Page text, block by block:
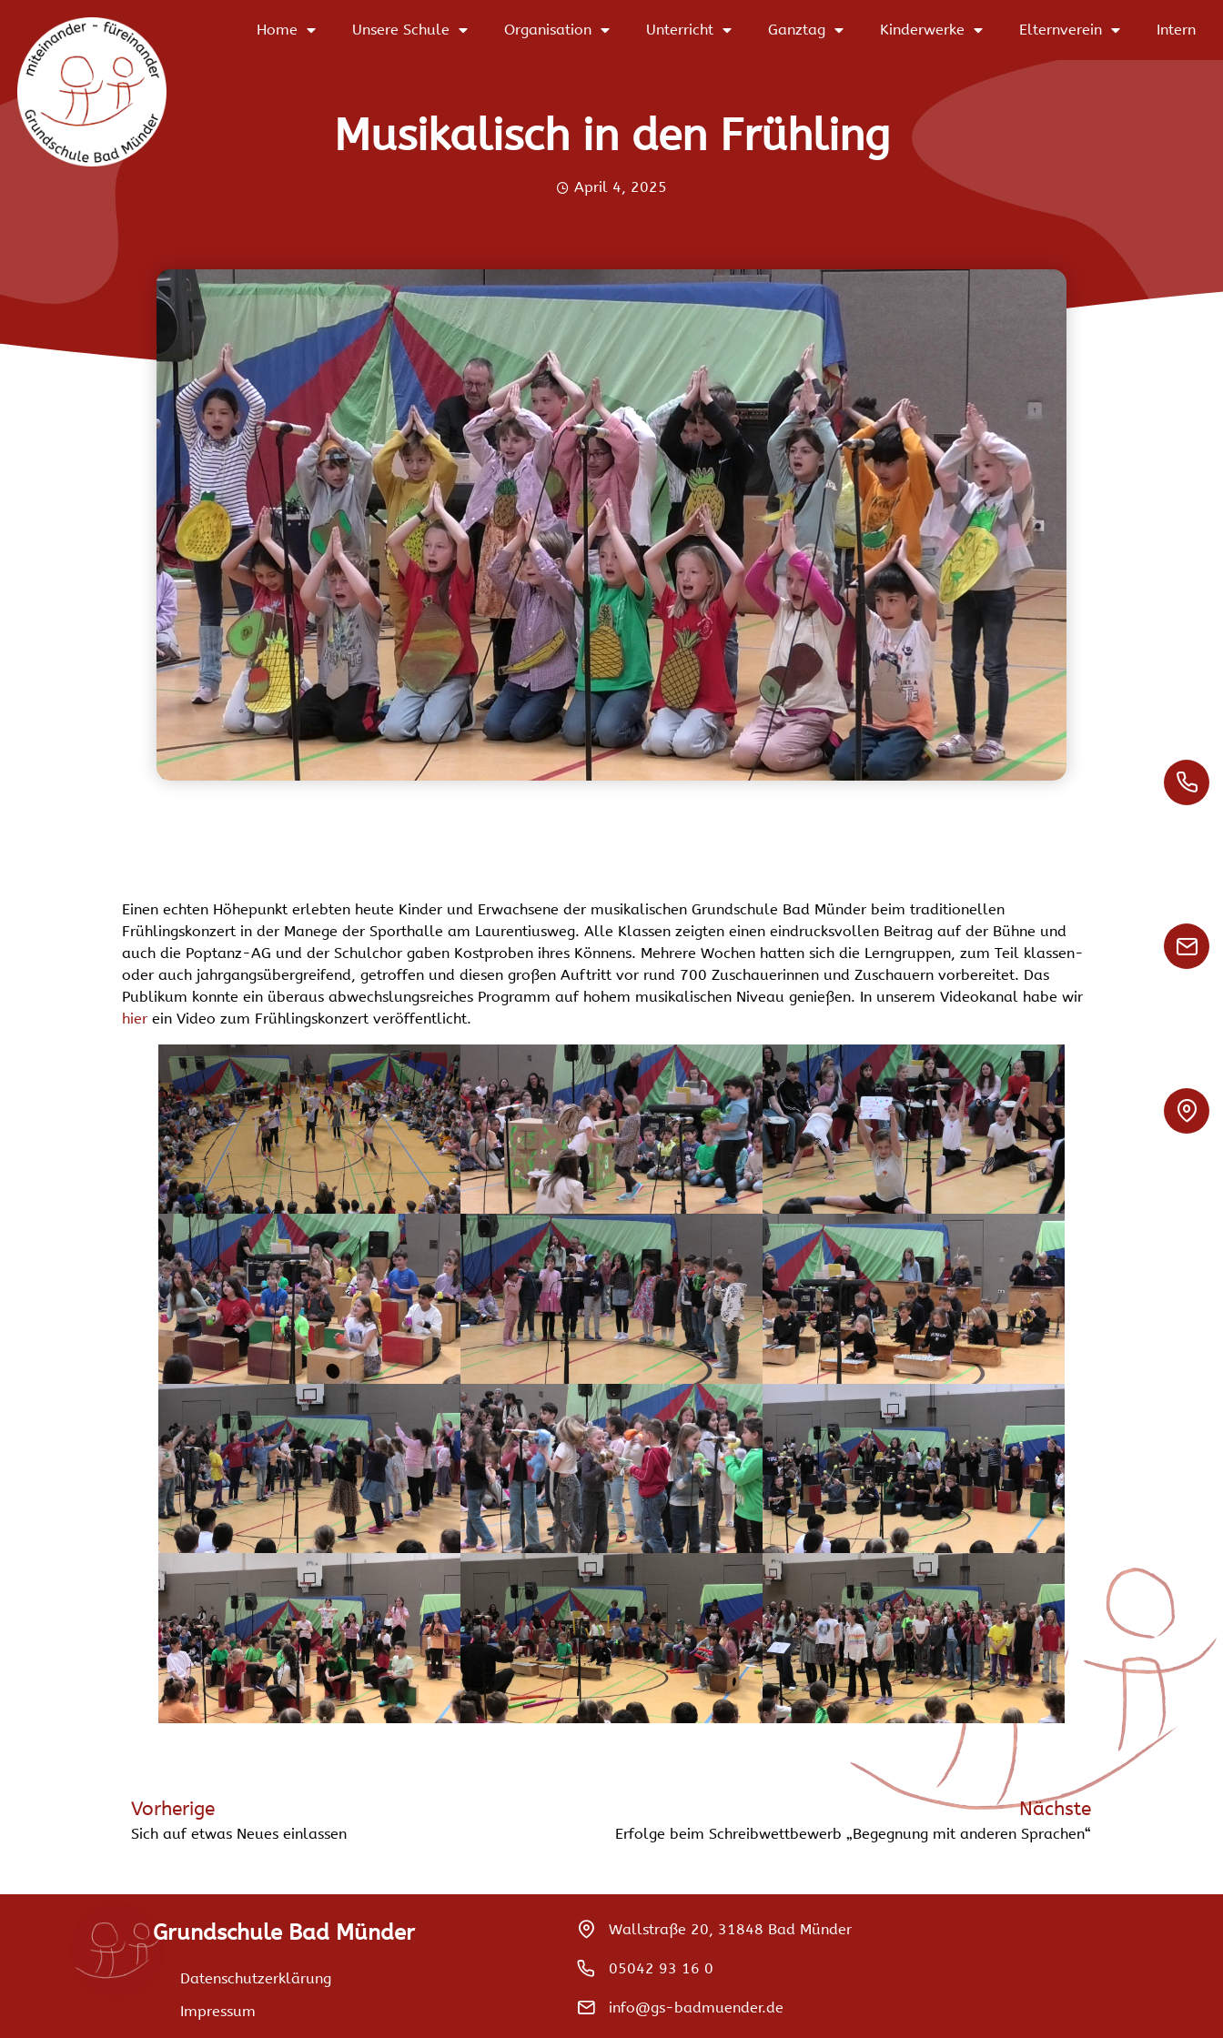
Home Unsere Schule Organisation Unterricht Ganztag Kinderwerke Elternverein Intern
Musikalisch in den Frühling
April 4, 2025
Einen echten Höhepunkt erlebten heute Kinder und Erwachsene der musikalischen Grundschule Bad Münder beim traditionellen
Frühlingskonzert in der Manege der Sporthalle am Laurentiusweg. Alle Klassen zeigten einen eindrucksvollen Beitrag auf der Bühne und
auch die Poptanz-AG und der Schulchor gaben Kostproben ihres Könnens. Mehrere Wochen hatten sich die Lerngruppen, zum Teil klassen-
oder auch jahrgangsübergreifend, getroffen und diesen großen Auftritt vor rund 700 Zuschauerinnen und Zuschauern vorbereitet. Das
Publikum konnte ein überaus abwechslungsreiches Programm auf hohem musikalischen Niveau genießen. In unserem Videokanal habe wir
hier ein Video zum Frühlingskonzert veröffentlicht.
Vorherige
Sich auf etwas Neues einlassen
Nächste
Erfolge beim Schreibwettbewerb „Begegnung mit anderen Sprachen“
Grundschule Bad Münder
Datenschutzerklärung
Impressum
Wallstraße 20, 31848 Bad Münder
05042 93 16 0
info@gs-badmuender.de